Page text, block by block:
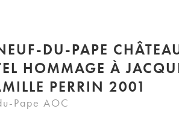
DU-PAPE
HOMMAGE À
PERRIN 2001
Pape AOC